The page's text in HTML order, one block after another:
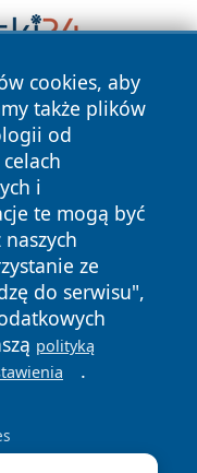
cookies, aby
także plików
od
i
te mogą być
ze
do serwisu",
polityką
.
prawa zastrzeżone.
Polityka
Cookies